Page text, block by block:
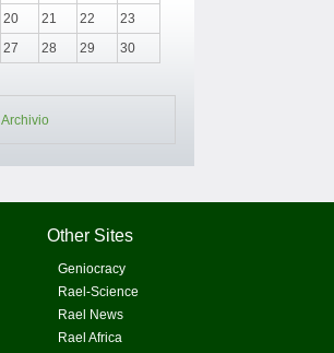
20 21 22
23
27 28 29
30
Archivio
Other Sites
Geniocracy
Rael-Science
Rael News
Rael Africa